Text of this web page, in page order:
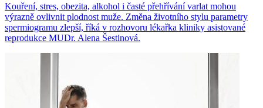
Kouření, stres, obezita, alkohol i časté přehřívání varlat mohou
výrazně ovlivnit plodnost muže. Změna životního stylu parametry
spermiogramu zlepší, říká v rozhovoru lékařka kliniky asistované
reprodukce MUDr. Alena Šestinová.